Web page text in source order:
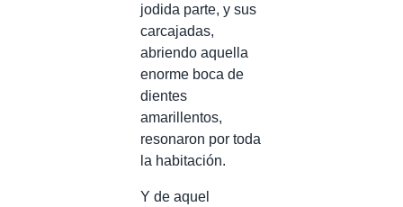
jodida parte, y sus
carcajadas,
abriendo aquella
enorme boca de
dientes
amarillentos,
resonaron por toda
la habitación.
Y de aquel